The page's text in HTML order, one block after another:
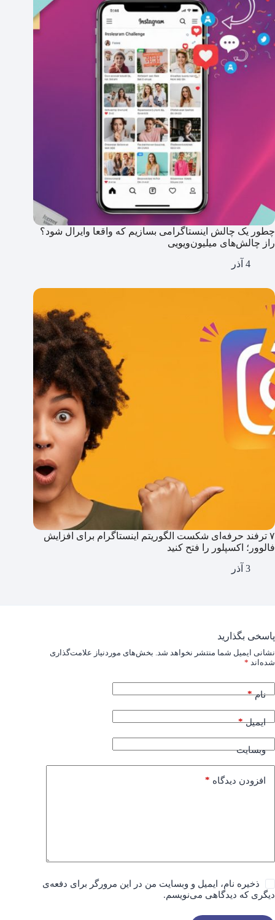
چطور یک چالش اینستاگرامی بسازیم که واقعا وایرال شود؟
راز چالش‌های میلیون‌ویویی
4 آذر
۷ ترفند حرفه‌ای شکست الگوریتم اینستاگرام برای افزایش
فالوور؛ اکسپلور را فتح کنید
3 آذر
پاسخی بگذارید
نشانی ایمیل شما منتشر نخواهد شد. بخش‌های موردنیاز علامت‌گذاری
شده‌اند *
نام*
ایمیل*
وبسایت
افزودن دیدگاه *
ذخیره نام، ایمیل و وبسایت من در این مرورگر برای دفعه‌ی
دیگری که دیدگاهی می‌نویسم.